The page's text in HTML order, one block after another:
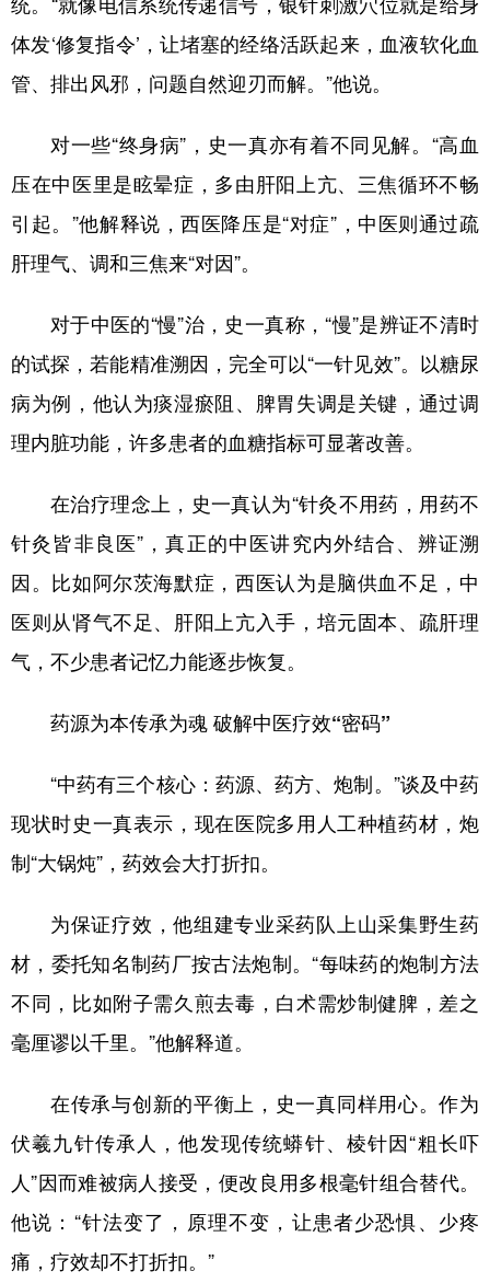
统。“就像电信系统传递信号，银针刺激穴位就是给身
体发‘修复指令’，让堵塞的经络活跃起来，血液软化血
管、排出风邪，问题自然迎刃而解。”他说。
对一些“终身病”，史一真亦有着不同见解。“高血
压在中医里是眩晕症，多由肝阳上亢、三焦循环不畅
引起。”他解释说，西医降压是“对症”，中医则通过疏
肝理气、调和三焦来“对因”。
对于中医的“慢”治，史一真称，“慢”是辨证不清时
的试探，若能精准溯因，完全可以“一针见效”。以糖尿
病为例，他认为痰湿瘀阻、脾胃失调是关键，通过调
理内脏功能，许多患者的血糖指标可显著改善。
在治疗理念上，史一真认为“针灸不用药，用药不
针灸皆非良医”，真正的中医讲究内外结合、辨证溯
因。比如阿尔茨海默症，西医认为是脑供血不足，中
医则从肾气不足、肝阳上亢入手，培元固本、疏肝理
气，不少患者记忆力能逐步恢复。
药源为本传承为魂 破解中医疗效“密码”
“中药有三个核心：药源、药方、炮制。”谈及中药
现状时史一真表示，现在医院多用人工种植药材，炮
制“大锅炖”，药效会大打折扣。
为保证疗效，他组建专业采药队上山采集野生药
材，委托知名制药厂按古法炮制。“每味药的炮制方法
不同，比如附子需久煎去毒，白术需炒制健脾，差之
毫厘谬以千里。”他解释道。
在传承与创新的平衡上，史一真同样用心。作为
伏羲九针传承人，他发现传统蟒针、棱针因“粗长吓
人”因而难被病人接受，便改良用多根毫针组合替代。
他说：“针法变了，原理不变，让患者少恐惧、少疼
痛，疗效却不打折扣。”